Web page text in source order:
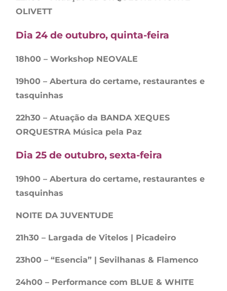
OLIVETT
Dia 24 de outubro, quinta-feira
18h00 – Workshop NEOVALE
19h00 – Abertura do certame, restaurantes e
tasquinhas
22h30 – Atuação da BANDA XEQUES
ORQUESTRA Música pela Paz
Dia 25 de outubro, sexta-feira
19h00 – Abertura do certame, restaurantes e
tasquinhas
NOITE DA JUVENTUDE
21h30 – Largada de Vitelos | Picadeiro
23h00 – “Esencia” | Sevilhanas & Flamenco
24h00 – Performance com BLUE & WHITE